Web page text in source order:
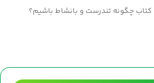
کتاب چگونه تندرست و بانشاط باشیم؟